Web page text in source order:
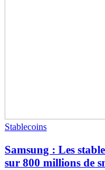
Stablecoins
Samsung : Les
sur 800 millions de